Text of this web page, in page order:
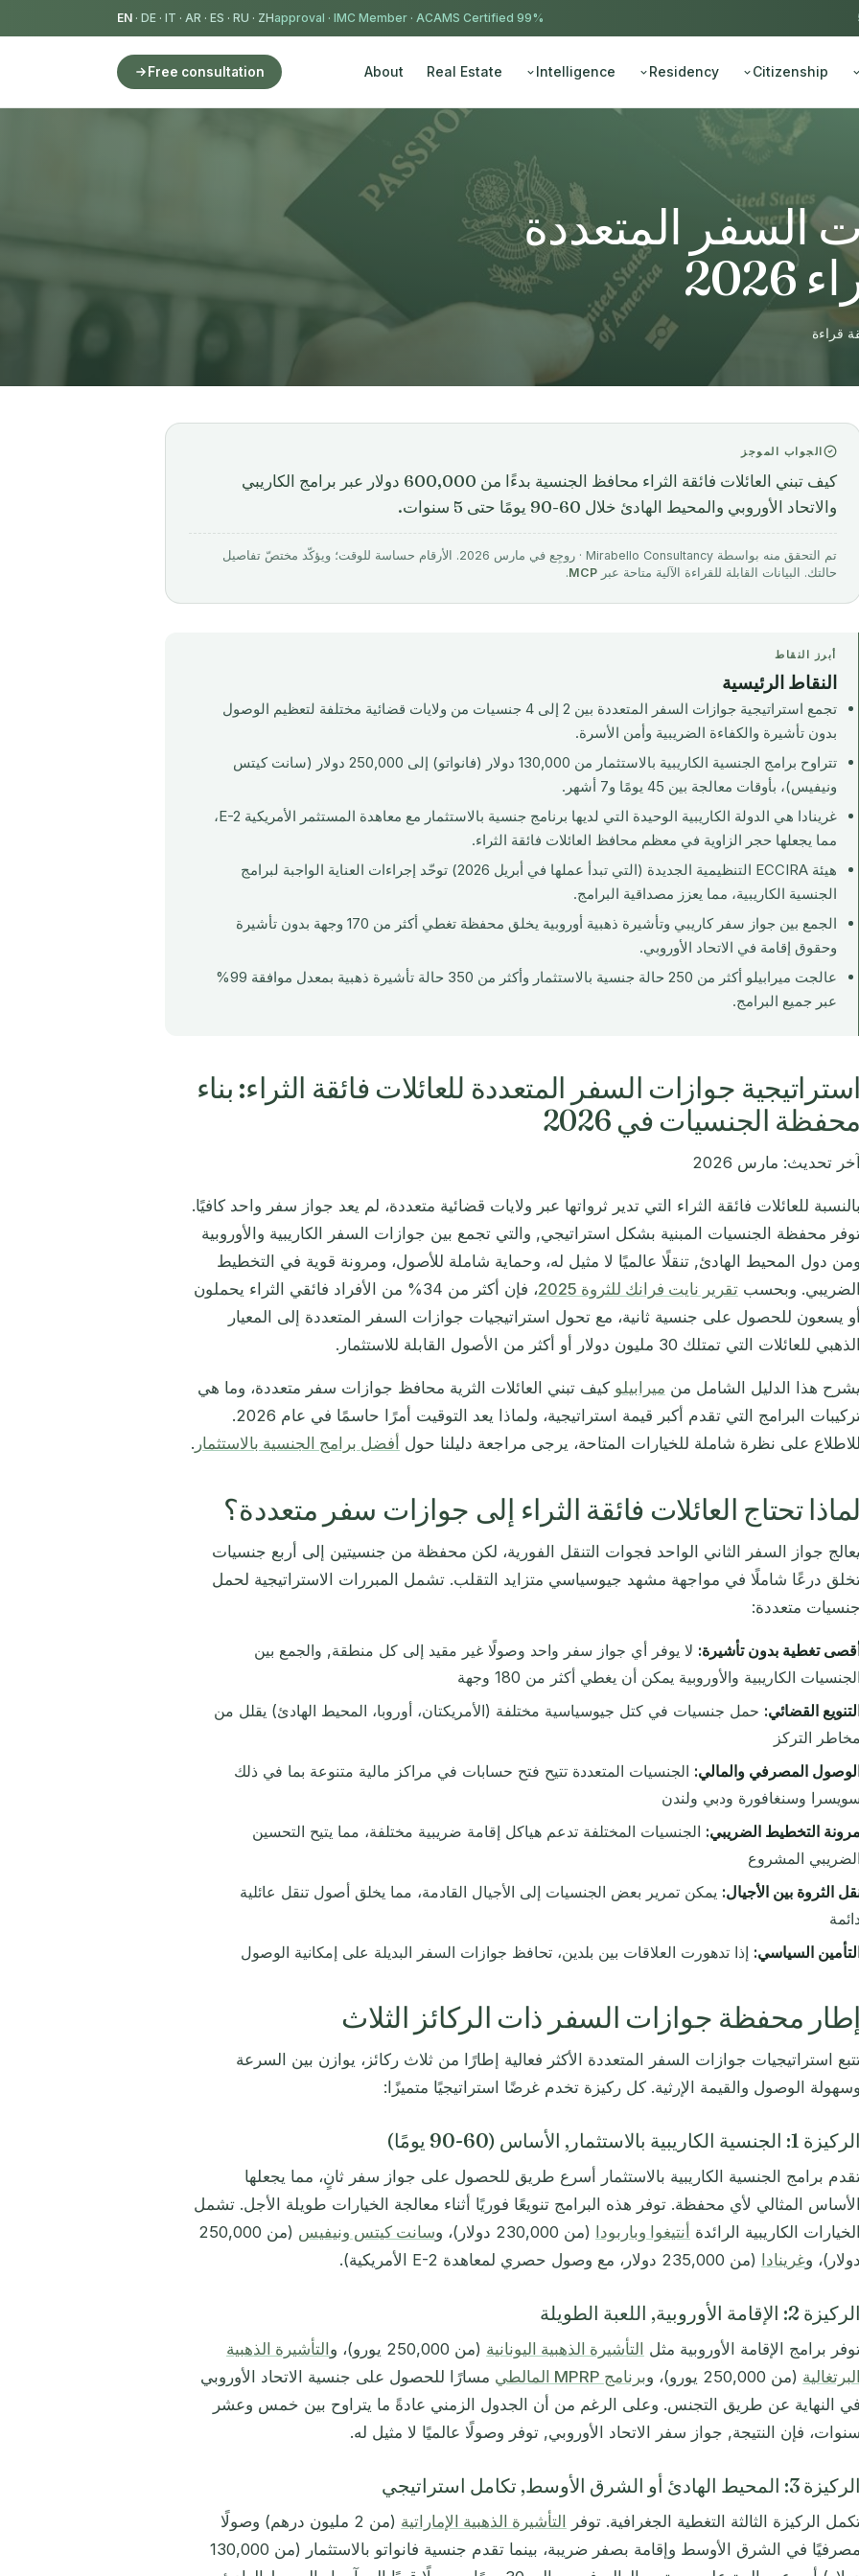
99% approval ·
IMC Member · ACAMS Certified
EN · DE · IT · AR · ES · RU · ZH
Citizenship
Residency
Intelligence
Real Estate
About
Free consultation
السفر المتعددة
الجواب الموجز
كيف تبني العائلات فائقة الثراء محافظ الجنسية بدءًا من 600,000 دولار عبر برامج الكاريبي
والاتحاد الأوروبي والمحيط الهادئ خلال 60-90 يومًا حتى 5 سنوات.
تم التحقق منه بواسطة Mirabello Consultancy · روجِع في مارس 2026. الأرقام حساسة للوقت؛ ويؤكّد مختصّ تفاصيل
حالتك. البيانات القابلة للقراءة الآلية متاحة عبر MCP
.
أبرز النقاط
النقاط الرئيسية
تجمع استراتيجية جوازات السفر المتعددة بين 2 إلى 4 جنسيات من ولايات قضائية مختلفة لتعظيم الوصول
بدون تأشيرة والكفاءة الضريبية وأمن الأسرة.
تتراوح برامج الجنسية الكاريبية بالاستثمار من 130,000 دولار (فانواتو) إلى 250,000 دولار (سانت كيتس
ونيفيس)، بأوقات معالجة بين 45 يومًا و7 أشهر.
غرينادا هي الدولة الكاريبية الوحيدة التي لديها برنامج جنسية بالاستثمار مع معاهدة المستثمر الأمريكية E-2،
مما يجعلها حجر الزاوية في معظم محافظ العائلات فائقة الثراء.
هيئة ECCIRA التنظيمية الجديدة (التي تبدأ عملها في أبريل 2026) توحّد إجراءات العناية الواجبة لبرامج
الجنسية الكاريبية، مما يعزز مصداقية البرامج.
الجمع بين جواز سفر كاريبي وتأشيرة ذهبية أوروبية يخلق محفظة تغطي أكثر من 170 وجهة بدون تأشيرة
وحقوق إقامة في الاتحاد الأوروبي.
عالجت ميرابيلو أكثر من 250 حالة جنسية بالاستثمار وأكثر من 350 حالة تأشيرة ذهبية بمعدل موافقة 99%
عبر جميع البرامج.
استراتيجية جوازات السفر المتعددة للعائلات فائقة الثراء: بناء
محفظة الجنسيات في 2026
آخر تحديث: مارس 2026
بالنسبة للعائلات فائقة الثراء التي تدير ثرواتها عبر ولايات قضائية متعددة، لم يعد جواز سفر واحد كافيًا.
محفظة الجنسيات المبنية بشكل استراتيجي, والتي تجمع بين جوازات السفر الكاريبية والأوروبية
ومن دول المحيط الهادئ, تنقلًا عالميًا لا مثيل له، وحماية شاملة للأصول، ومرونة قوية في التخطيط
الضريبي. وبحسب تقرير نايت فرانك للثروة 2025
، فإن أكثر من 34% من الأفراد فائقي الثراء يحملون
أو يسعون للحصول على جنسية ثانية، مع تحول استراتيجيات جوازات السفر المتعددة إلى المعيار
الذهبي للعائلات التي تمتلك 30 مليون دولار أو أكثر من الأصول القابلة للاستثمار.
يشرح هذا الدليل الشامل من ميرابيلو كيف تبني العائلات الثرية محافظ جوازات سفر متعددة، وما هي
تركيبات البرامج التي تقدم أكبر قيمة استراتيجية، ولماذا يعد التوقيت أمرًا حاسمًا في عام 2026.
للاطلاع على نظرة شاملة للخيارات المتاحة، يرجى مراجعة دليلنا حول أفضل برامج الجنسية بالاستثمار .
لماذا تحتاج العائلات فائقة الثراء إلى جوازات سفر متعددة؟
يعالج جواز السفر الثاني الواحد فجوات التنقل الفورية، لكن محفظة من جنسيتين إلى أربع جنسيات
درعًا شاملًا في مواجهة مشهد جيوسياسي متزايد التقلب. تشمل المبررات الاستراتيجية لحمل
جنسيات متعددة:
أقصى تغطية بدون تأشيرة: لا يوفر أي جواز سفر واحد وصولًا غير مقيد إلى كل منطقة, والجمع بين
الجنسيات الكاريبية والأوروبية يمكن أن يغطي أكثر من 180 وجهة
القضائي: حمل جنسيات في كتل جيوسياسية مختلفة (الأمريكتان، أوروبا، المحيط الهادئ) يقلل من
مخاطر التركز
المصرفي والمالي: الجنسيات المتعددة تتيح فتح حسابات في مراكز مالية متنوعة بما في ذلك
سويسرا وسنغافورة ودبي ولندن
مرونة التخطيط الضريبي: الجنسيات المختلفة تدعم هياكل إقامة ضريبية مختلفة، مما يتيح التحسين
الضريبي المشروع
الثروة بين الأجيال: يمكن تمرير بعض الجنسيات إلى الأجيال القادمة، مما يخلق أصول تنقل عائلية
السياسي: إذا تدهورت العلاقات بين بلدين، تحافظ جوازات السفر البديلة على إمكانية الوصول
إطار محفظة جوازات السفر ذات الركائز الثلاث
استراتيجيات جوازات السفر المتعددة الأكثر فعالية إطارًا من ثلاث ركائز، يوازن بين السرعة
وسهولة الوصول والقيمة الإرثية. كل ركيزة تخدم غرضًا استراتيجيًا متميزًا:
الركيزة 1: الجنسية الكاريبية بالاستثمار, الأساس (60-90 يومًا)
برامج الجنسية الكاريبية بالاستثمار أسرع طريق للحصول على جواز سفر ثانٍ، مما يجعلها
الأساس المثالي لأي محفظة. توفر هذه البرامج تنويعًا فوريًا أثناء معالجة الخيارات طويلة الأجل. تشمل
الخيارات الكاريبية الرائدة أنتيغوا وباربودا (من 230,000 دولار)، و سانت كيتس ونيفيس
(من 250,000
دولار)، وغرينادا (من 235,000 دولار، مع وصول حصري لمعاهدة E-2 الأمريكية).
الركيزة 2: الإقامة الأوروبية, اللعبة الطويلة
برامج الإقامة الأوروبية مثل التأشيرة الذهبية اليونانية (من 250,000 يورو)، و
التأشيرة الذهبية
البرتغالية (من 250,000 يورو)، و برنامج MPRP المالطي
مسارًا للحصول على جنسية الاتحاد الأوروبي
في النهاية عن طريق التجنس. وعلى الرغم من أن الجدول الزمني عادةً ما يتراوح بين خمس وعشر
سنوات، فإن النتيجة, جواز سفر الاتحاد الأوروبي, توفر وصولًا عالميًا لا مثيل له.
الركيزة 3: المحيط الهادئ أو الشرق الأوسط, تكامل استراتيجي
الركيزة الثالثة التغطية الجغرافية. توفر التأشيرة الذهبية الإماراتية
(من 2 مليون درهم) وصولًا
مصرفيًا في الشرق الأوسط وإقامة بصفر ضريبة، بينما تقدم جنسية فانواتو بالاستثمار (من 130,000